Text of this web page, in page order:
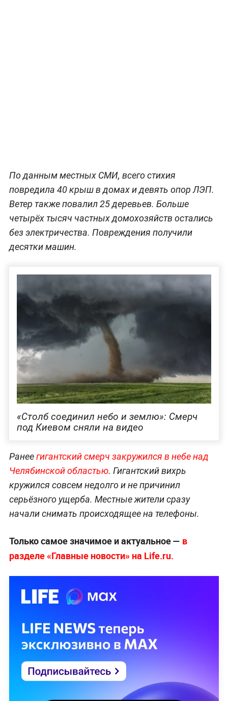
По данным местных СМИ, всего стихия
повредила 40 крыш в домах и девять опор ЛЭП.
Ветер также повалил 25 деревьев. Больше
четырёх тысяч частных домохозяйств остались
без электричества. Повреждения получили
десятки машин.
«Столб соединил небо и землю»: Смерч
под Киевом сняли на видео
Ранеегигантский смерч закружился в небе над
Челябинской областью. Гигантский вихрь
кружился совсем недолго и не причинил
серьёзного ущерба. Местные жители сразу
начали снимать происходящее на телефоны.
Только самое значимое и актуальное — в
разделе «Главные новости» на Life.ru.